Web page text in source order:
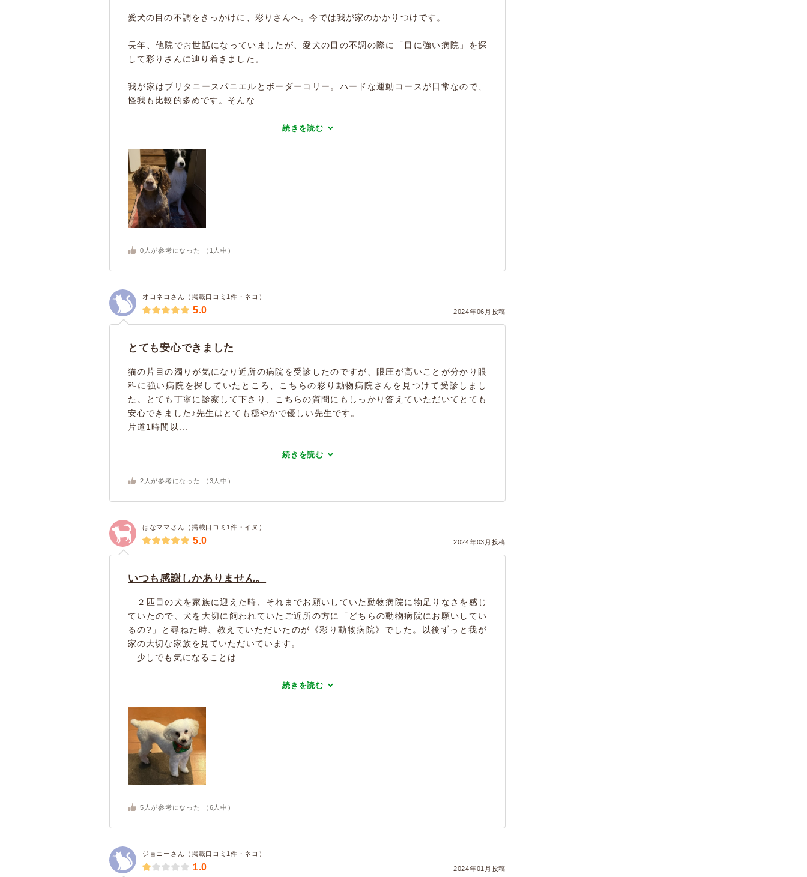
愛犬の目の不調をきっかけに、彩りさんへ。今では我が家のかかりつけです。
長年、他院でお世話になっていましたが、愛犬の目の不調の際に「目に強い病院」を探
して彩りさんに辿り着きました。
我が家はブリタニースパニエルとボーダーコリー。ハードな運動コースが日常なので、
怪我も比較的多めです。そんな...
続きを読む
0 人が参考になった （ 1 人中）
オヨネコさん（掲載口コミ1件・ネコ）
2024年06月投稿
5.0
とても安心できました
猫の片目の濁りが気になり近所の病院を受診したのですが、眼圧が高いことが分かり眼
科に強い病院を探していたところ、こちらの彩り動物病院さんを見つけて受診しまし
た。とても丁寧に診察して下さり、こちらの質問にもしっかり答えていただいてとても
安心できました♪先生はとても穏やかで優しい先生です。
片道1時間以...
続きを読む
2 人が参考になった （ 3 人中）
はなママさん（掲載口コミ1件・イヌ）
2024年03月投稿
5.0
いつも感謝しかありません。
２匹目の犬を家族に迎えた時、それまでお願いしていた動物病院に物足りなさを感じ
ていたので、犬を大切に飼われていたご近所の方に「どちらの動物病院にお願いしてい
るの?」と尋ねた時、教えていただいたのが《彩り動物病院》でした。以後ずっと我が
家の大切な家族を見ていただいています。
少しでも気になることは...
続きを読む
5 人が参考になった （ 6 人中）
ジョニーさん（掲載口コミ1件・ネコ）
2024年01月投稿
1.0